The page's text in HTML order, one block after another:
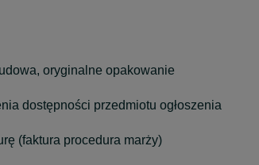
oryginalne opakowanie
dostępności przedmiotu ogłoszenia
(faktura procedura marży)